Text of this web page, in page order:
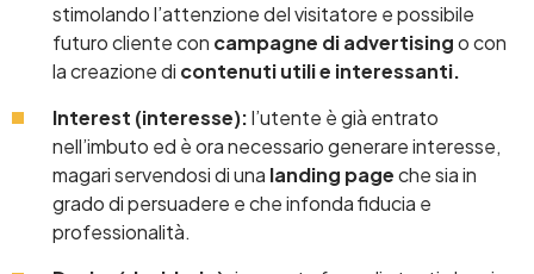
stimolando l’attenzione del visitatore e possibile
futuro cliente con campagne di advertisingo con
la creazione di contenuti utili e interessanti.
Interest (interesse):l’utente è già entrato
nell’imbuto ed è ora necessario generare interesse,
magari servendosi di una landing pageche sia in
grado di persuadere e che infonda fiducia e
professionalità.